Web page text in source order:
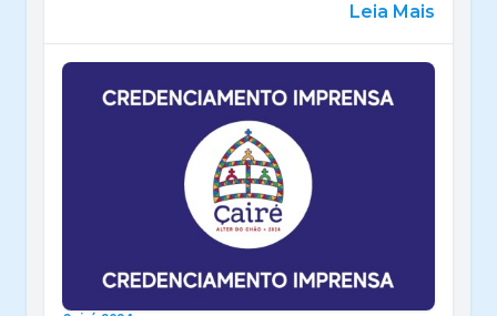
Leia Mais